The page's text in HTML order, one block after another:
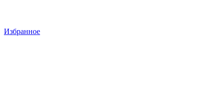
Избранное